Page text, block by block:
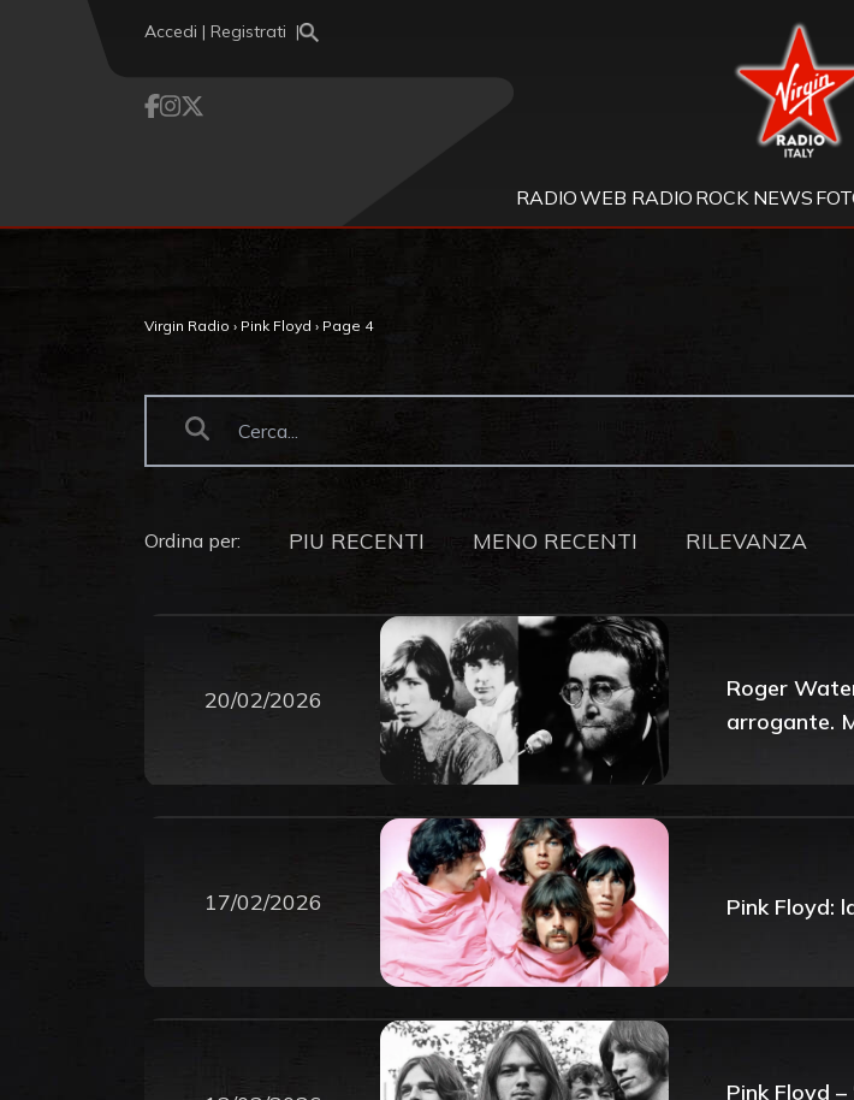
Accedi | Registrati
RADIOWEB RADIO ROCK NEWS
Virgin Radio › Pink Floyd › Page 4
Ordina per: PIU RECENTI MENO RECENTI RILEVANZA
20/02/2026
Roger
arrogante.
17/02/2026 Pink Floyd:
Pink Floyd